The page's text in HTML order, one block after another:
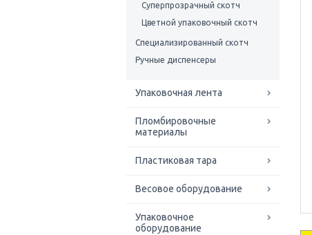
Суперпрозрачный скотч
Цветной упаковочный скотч
Специализированный скотч
Ручные диспенсеры
Упаковочная лента
Пломбировочные
материалы
Пластиковая тара
Весовое оборудование
Упаковочное
оборудование